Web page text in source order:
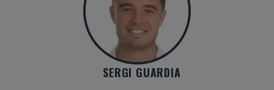
SERGI GUARDIA